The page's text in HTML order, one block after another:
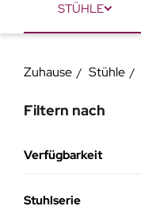
STÜHLE
Zuhause Stühle
Filtern nach
Verfügbarkeit
Stuhlserie